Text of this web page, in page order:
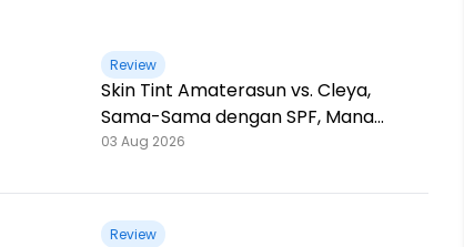
Review
Skin Tint Amaterasun vs. Cleya,
Sama-Sama dengan SPF, Mana
yang Paling Nampol?
03 Aug 2026
Review